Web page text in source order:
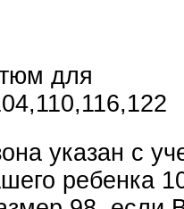
для
указан с
ребенка